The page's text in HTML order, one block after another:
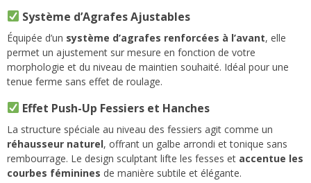
Système d’Agrafes Ajustables
Équipée d’un système d’agrafes renforcées à l’avant, elle
permet un ajustement sur mesure en fonction de votre
morphologie et du niveau de maintien souhaité. Idéal pour une
tenue ferme sans effet de roulage.
Effet Push-Up Fessiers et Hanches
La structure spéciale au niveau des fessiers agit comme un
réhausseur naturel, offrant un galbe arrondi et tonique sans
rembourrage. Le design sculptant lifte les fesses et accentue les
courbes féminines de manière subtile et élégante.